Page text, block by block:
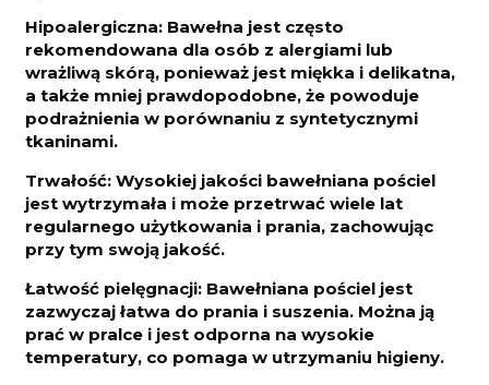
Hipoalergiczna: Bawełna jest często
rekomendowana dla osób z alergiami lub
wrażliwą skórą, ponieważ jest miękka i delikatna,
a także mniej prawdopodobne, że powoduje
podrażnienia w porównaniu z syntetycznymi
tkaninami.
Trwałość: Wysokiej jakości bawełniana pościel
jest wytrzymała i może przetrwać wiele lat
regularnego użytkowania i prania, zachowując
przy tym swoją jakość.
Łatwość pielęgnacji: Bawełniana pościel jest
zazwyczaj łatwa do prania i suszenia. Można ją
prać w pralce i jest odporna na wysokie
temperatury, co pomaga w utrzymaniu higieny.